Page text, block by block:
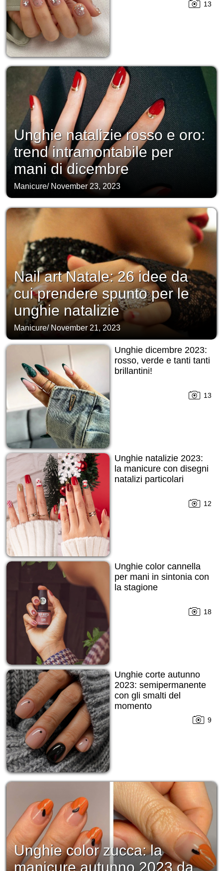
13
Unghie natalizie rosso e oro:
trend intramontabile per
mani di dicembre
Manicure/ November 23, 2023
Nail art Natale: 26 idee da
cui prendere spunto per le
unghie natalizie
Manicure/ November 21, 2023
Unghie dicembre 2023:
rosso, verde e tanti tanti
brillantini!
13
Unghie natalizie 2023:
la manicure con disegni
natalizi particolari
12
Unghie color cannella
per mani in sintonia con
la stagione
18
Unghie corte autunno
2023: semipermanente
con gli smalti del
momento
9
Unghie color zucca: la
manicure autunno 2023 da